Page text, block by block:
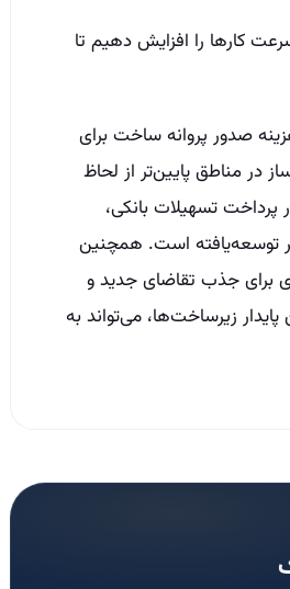
کارها را افزایش دهیم تا
صدور پروانه ساخت برای
در مناطق پایین‌تر از لحاظ
تسهیلات بانکی،
توسعه‌یافته است. همچنین
برای جذب تقاضای جدید و
زیرساخت‌ها، می‌تواند به